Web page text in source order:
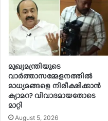
മുഖ്യമന്ത്രിയുടെ
വാർത്താസമ്മേളനത്തിൽ
മാധ്യമങ്ങളെ നിരീക്ഷിക്കാൻ
ക്യാമറ? വിവാദമായതോടെ
മാറ്റി
August 5, 2026